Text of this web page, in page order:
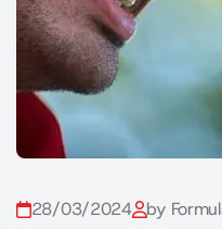
28/03/2024 by